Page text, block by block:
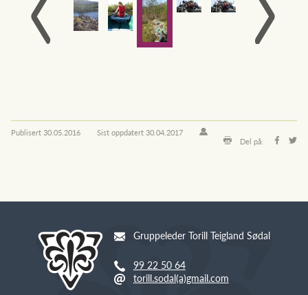
Publisert30.05.2016 Sist oppdatert30.04.2017
Del på:
Gruppeleder Torill Teigland Sødal
99 22 50 64
torill.sodal(a)gmail.com